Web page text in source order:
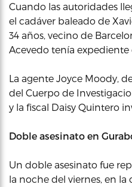
Cuando las autoridades
el cadáver baleado de
34 años, vecino de
Acevedo tenía expediente
La agente Joyce Moody,
del Cuerpo de
y la fiscal Daisy Quintero
Doble asesinato en
Un doble asesinato fue
la noche del viernes, en la